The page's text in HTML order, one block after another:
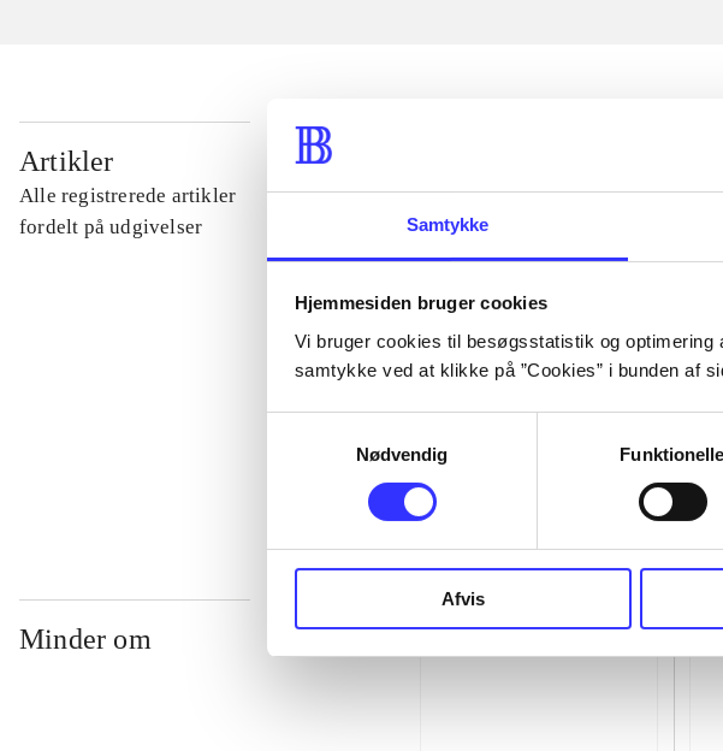
Samtykke
Hjemmesiden bruger cookies
Vi bruger cookies til besøgsstatistik og
samtykke ved at klikke på ”Cookies” i bunden af
Nødvendig
Funktionelle
Afvis
Artikler
Alle registrerede artikler
fordelt på udgivelser
...
...
...
...
Minder om